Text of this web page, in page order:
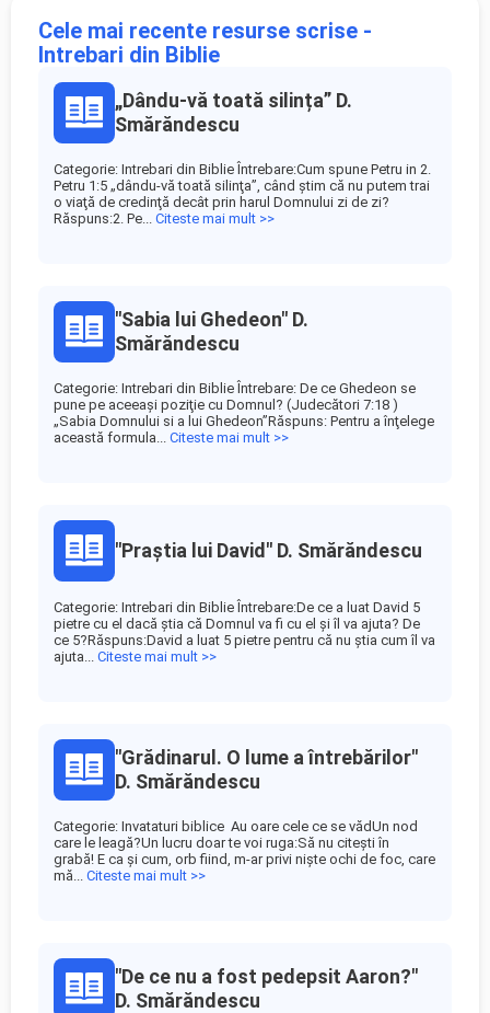
Cele mai recente resurse scrise -
Intrebari din Biblie
„Dându-vă toată silința” D.
Smărăndescu
Categorie: Intrebari din Biblie Întrebare:Cum spune Petru in 2.
Petru 1:5 „dându-vă toată silinţa”, când ştim că nu putem trai
o viaţă de credinţă decât prin harul Domnului zi de zi?
Răspuns:2. Pe... Citeste mai mult >>
"Sabia lui Ghedeon" D.
Smărăndescu
Categorie: Intrebari din Biblie Întrebare: De ce Ghedeon se
pune pe aceeaşi poziţie cu Domnul? (Judecători 7:18 )
„Sabia Domnului si a lui Ghedeon”Răspuns: Pentru a înţelege
această formula... Citeste mai mult >>
"Praștia lui David" D. Smărăndescu
Categorie: Intrebari din Biblie Întrebare:De ce a luat David 5
pietre cu el dacă ştia că Domnul va fi cu el şi îl va ajuta? De
ce 5?Răspuns:David a luat 5 pietre pentru că nu ştia cum îl va
ajuta... Citeste mai mult >>
"Grădinarul. O lume a întrebărilor"
D. Smărăndescu
Categorie: Invataturi biblice Au oare cele ce se vădUn nod
care le leagă?Un lucru doar te voi ruga:Să nu citeşti în
grabă! E ca şi cum, orb fiind, m-ar privi nişte ochi de foc, care
mă... Citeste mai mult >>
"De ce nu a fost pedepsit Aaron?"
D. Smărăndescu